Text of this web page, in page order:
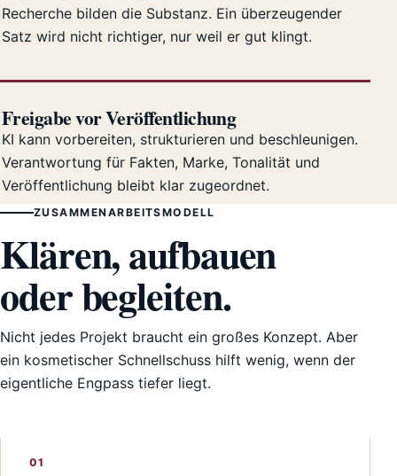
Recherche bilden die Substanz. Ein überzeugender
Satz wird nicht richtiger, nur weil er gut klingt.
Freigabe vor Veröffentlichung
KI kann vorbereiten, strukturieren und beschleunigen.
Verantwortung für Fakten, Marke, Tonalität und
Veröffentlichung bleibt klar zugeordnet.
ZUSAMMENARBEITSMODELL
Klären, aufbauen
oder begleiten.
Nicht jedes Projekt braucht ein großes Konzept. Aber
ein kosmetischer Schnellschuss hilft wenig, wenn der
eigentliche Engpass tiefer liegt.